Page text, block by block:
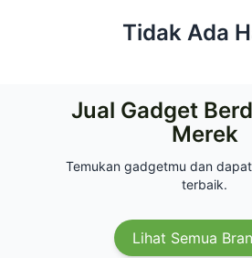
Tidak Ada
Jual Gadget
Merek
Temukan gadgetmu dan
terbaik.
Lihat Semua